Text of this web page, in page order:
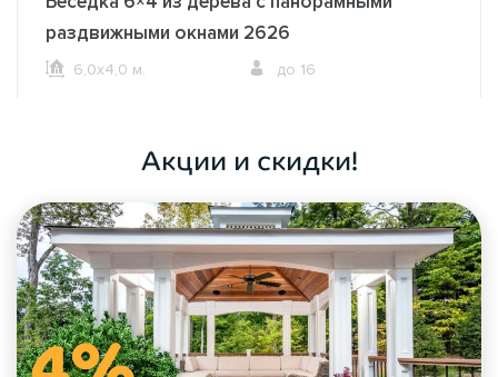
раздвижными окнами 2626
6,0х4,0 м. до 16
Акции и скидки!